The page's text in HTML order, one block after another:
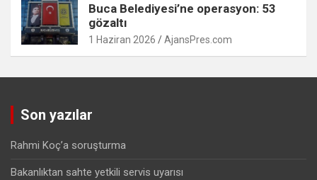
Buca Belediyesi’ne operasyon: 53
gözaltı
1 Haziran 2026 AjansPres.com
Son yazılar
Rahmi Koç’a soruşturma
Bakanlıktan sahte yetkili servis uyarısı